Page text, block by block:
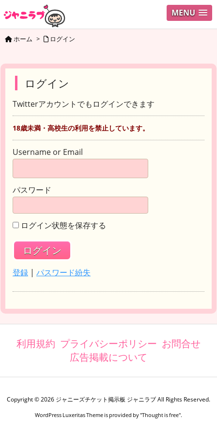
MENU
ホーム > ログイン
ログイン
Twitterアカウントでもログインできます
18歳未満・高校生の利用を禁止しています。
Username or Email
パスワード
ログイン状態を保存する
登録 | パスワード紛失
利用規約 プライバシーポリシー お問合せ
広告掲載について
Copyright ©2026 ジャニーズチケット掲示板 ジャニラブAll Rights Reserved.
WordPress Luxeritas Theme is provided by "Thought is free".